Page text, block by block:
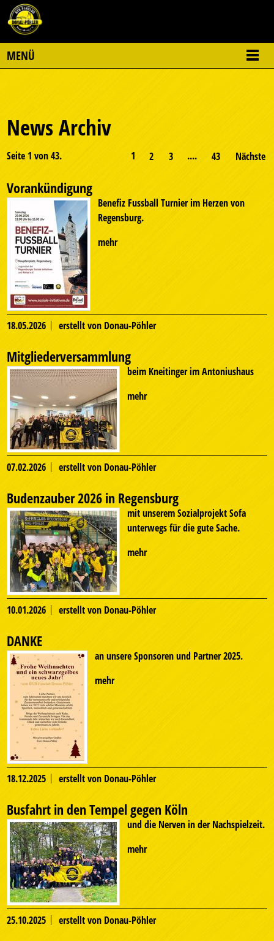
MENÜ
News Archiv
Seite 1 von 43. 1 2 3 .... 43 Nächste
Vorankündigung
Benefiz Fussball Turnier im Herzen von
Regensburg.
mehr
18.05.2026 erstellt von Donau-Pöhler
Mitgliederversammlung
beim Kneitinger im Antoniushaus
mehr
07.02.2026 erstellt von Donau-Pöhler
Budenzauber 2026 in Regensburg
mit unserem Sozialprojekt Sofa
unterwegs für die gute Sache.
mehr
10.01.2026 erstellt von Donau-Pöhler
DANKE
an unsere Sponsoren und Partner 2025.
mehr
18.12.2025 erstellt von Donau-Pöhler
Busfahrt in den Tempel gegen Köln
und die Nerven in der Nachspielzeit.
mehr
25.10.2025 erstellt von Donau-Pöhler